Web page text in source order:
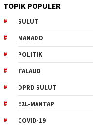
TOPIK POPULER
SULUT
MANADO
POLITIK
TALAUD
DPRD SULUT
E2L-MANTAP
COVID-19